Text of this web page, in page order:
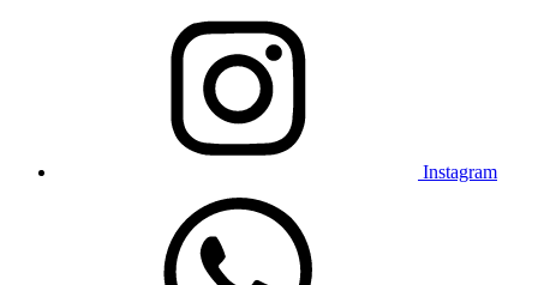
Instagram